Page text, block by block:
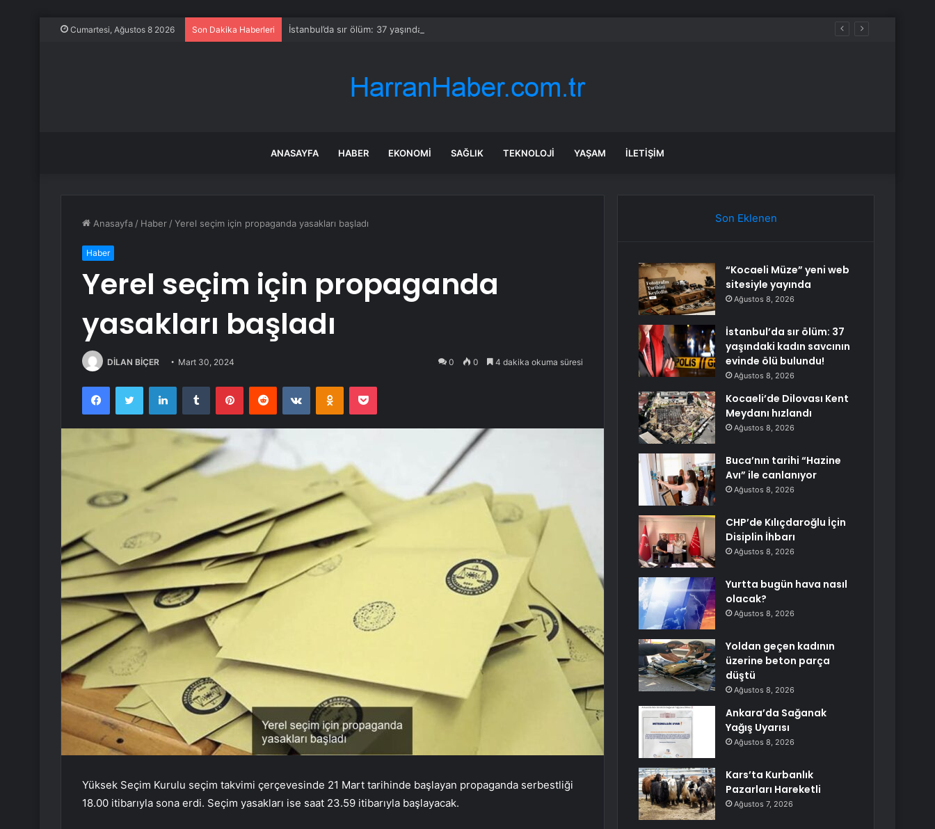
Cumartesi, Ağustos 8 2026 Son Dakika Haberleri İstanbul’da sır ölüm: 37 yaşındaki kadın savcının evinde ölü bulundu!
ANASAYFA HABER EKONOMI SAĞLIK TEKNOLOJI YAŞAM İLETIŞIM
Anasayfa / Haber /Yerel seçim için propaganda yasakları başladı
Haber
Yerel seçim için propaganda
yasakları başladı
DİLAN BİÇER Mart 30, 2024 0 0 4 dakika okuma süresi
FacebookTwitter LinkedInTumblr PinterestReddit VKontakteOdnoklassniki
Pocket
Yüksek Seçim Kurulu seçim takvimi çerçevesinde 21 Mart tarihinde başlayan propaganda serbestliği
18.00 itibarıyla sona erdi. Seçim yasakları ise saat 23.59 itibarıyla başlayacak.
Son Eklenen
“Kocaeli Müze” yeni web
sitesiyle yayında
Ağustos 8, 2026
İstanbul’da sır ölüm: 37
yaşındaki kadın savcının
evinde ölü bulundu!
Ağustos 8, 2026
Kocaeli’de Dilovası Kent
Meydanı hızlandı
Ağustos 8, 2026
Buca’nın tarihi “Hazine
Avı” ile canlanıyor
Ağustos 8, 2026
CHP’de Kılıçdaroğlu İçin
Disiplin İhbarı
Ağustos 8, 2026
Yurtta bugün hava nasıl
olacak?
Ağustos 8, 2026
Yoldan geçen kadının
üzerine beton parça
düştü
Ağustos 8, 2026
Ankara’da Sağanak
Yağış Uyarısı
Ağustos 8, 2026
Kars’ta Kurbanlık
Pazarları Hareketli
Ağustos 7, 2026